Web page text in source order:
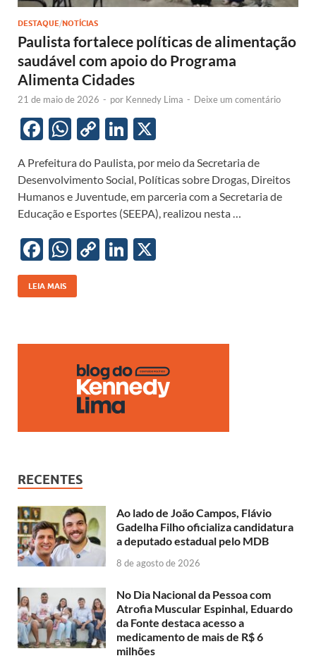
DESTAQUE/NOTÍCIAS
Paulista fortalece políticas de alimentação
saudável com apoio do Programa
Alimenta Cidades
21 de maio de 2026 - por Kennedy Lima - Deixe um comentário
F
e
b
o
o
k
W
at
s
A
p
p
C
p
y
Li
n
k
Li
k
e
dI
n
A Prefeitura do Paulista, por meio da Secretaria de
Desenvolvimento Social, Políticas sobre Drogas, Direitos
Humanos e Juventude, em parceria com a Secretaria de
Educação e Esportes (SEEPA), realizou nesta …
F
ac
e
o
W
h
at
A
p
p
C
Li
n
k
Li
dI
n
LEIA MAIS
RECENTES
Ao lado de João Campos, Flávio
Gadelha Filho oficializa candidatura
a deputado estadual pelo MDB
8 de agosto de 2026
No Dia Nacional da Pessoa com
Atrofia Muscular Espinhal, Eduardo
da Fonte destaca acesso a
medicamento de mais de R$ 6
milhões